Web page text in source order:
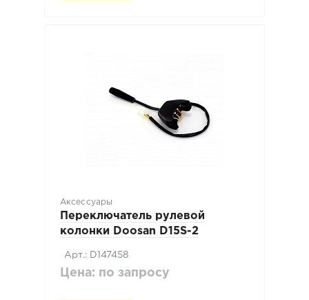
Аксессуары
Переключатель рулевой
колонки Doosan D15S-2
Арт.: D147458
Цена: по запросу